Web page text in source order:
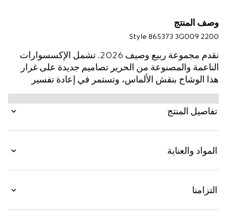
وصف المنتج
Style ‎865373 3G009 2200
نقدم مجموعة ربيع وصيف 2026. تشمل الإكسسوارات
الناعمة والمصنوعة من الحرير تصاميم جديدة على غرار
هذا الوشاح بنقش الألماس، وتستمر في إعادة تفسير
الشعارات الغنية بالرموز من خلال عدسة مبتكرة ضمن
مجموعة La Famiglia. يتم تقديمه بجاكارد تويل حرير مع
سلسلة شعارات G المتشابكة.
تفاصيل المنتج
المواد والعناية
التزامنا